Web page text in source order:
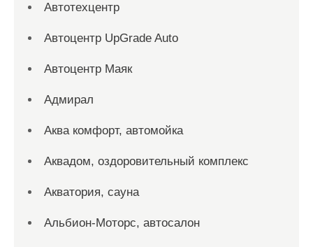
Автотехцентр
Автоцентр UpGrade Auto
Автоцентр Маяк
Адмирал
Аква комфорт, автомойка
Аквадом, оздоровительный комплекс
Акватория, сауна
Альбион-Моторс, автосалон